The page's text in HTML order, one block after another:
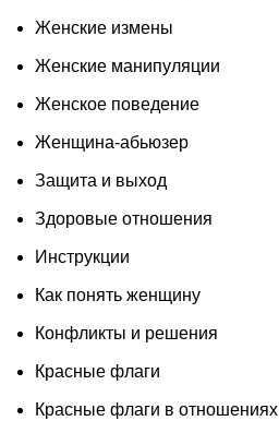
Женские измены
Женские манипуляции
Женское поведение
Женщина-абьюзер
Защита и выход
Здоровые отношения
Инструкции
Как понять женщину
Конфликты и решения
Красные флаги
Красные флаги в отношениях